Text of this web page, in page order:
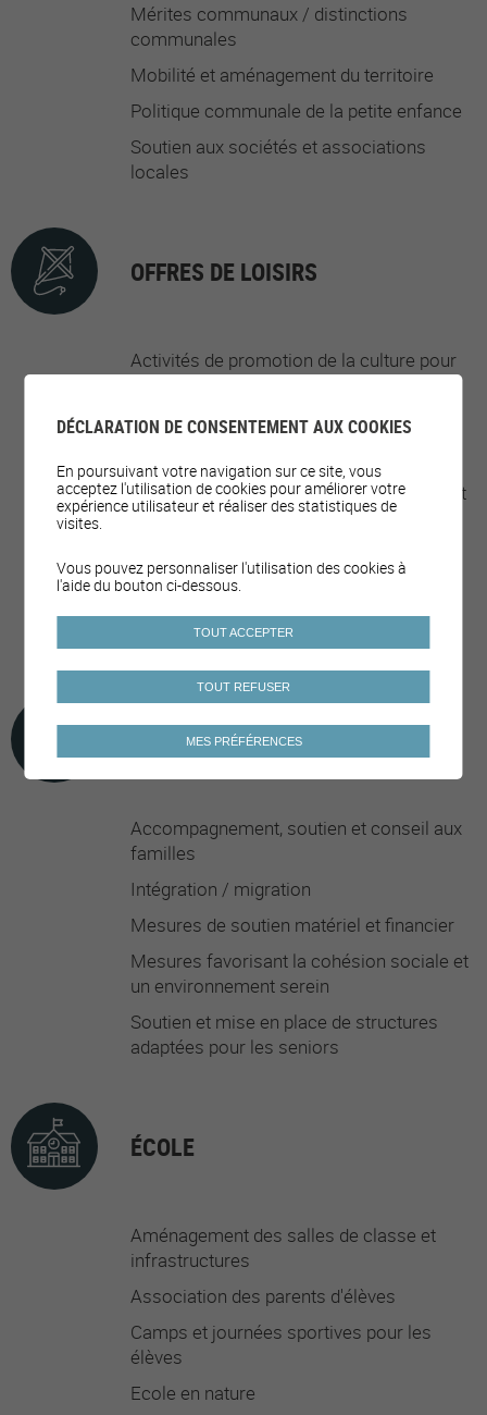
Mérites communaux / distinctions
communales
Mobilité et aménagement du territoire
Politique communale de la petite enfance
Soutien aux sociétés et associations
locales
OFFRES DE LOISIRS
Activités de promotion de la culture pour
Activités pour la jeunesse
Activités/cours/événements physiques et
sportifs
Prévention des addictions et
comportements à risques en milieu
sportif/festif
FAMILLE ET SOLIDARITÉ
Accompagnement, soutien et conseil aux
familles
Intégration / migration
Mesures de soutien matériel et financier
Mesures favorisant la cohésion sociale et
un environnement serein
Soutien et mise en place de structures
adaptées pour les seniors
ÉCOLE
Aménagement des salles de classe et
infrastructures
Association des parents d'élèves
Camps et journées sportives pour les
élèves
Ecole en nature
DÉCLARATION DE CONSENTEMENT AUX COOKIES
En poursuivant votre navigation sur ce site, vous
acceptez l'utilisation de cookies pour améliorer votre
expérience utilisateur et réaliser des statistiques de
visites.
Vous pouvez personnaliser l'utilisation des cookies à
l'aide du bouton ci-dessous.
TOUT ACCEPTER
TOUT REFUSER
MES PRÉFÉRENCES